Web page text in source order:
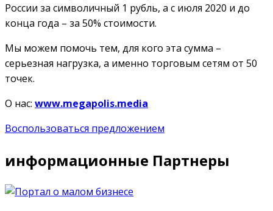
России за символичный 1 рубль, а с июля 2020 и до
конца года – за 50% стоимости.
Мы можем помочь тем, для кого эта сумма –
серьезная нагрузка, а именно торговым сетям от 50
точек.
О нас: www.megapolis.media
Воспользоваться предложением
информационные Партнеры